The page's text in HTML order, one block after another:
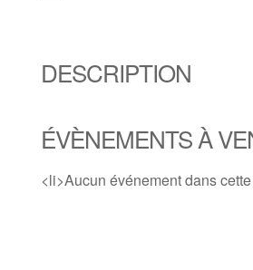
DESCRIPTION
ÉVÈNEMENTS À
<li>Aucun événement dans